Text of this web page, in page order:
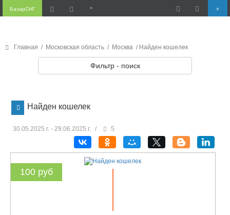
БазарСНГ
Главная / Московская область / Москва / Найден кошелек
Фильтр - поиск
Найден кошелек
30.05.2025 г. - 29.06.2025 г. / 5
100 руб